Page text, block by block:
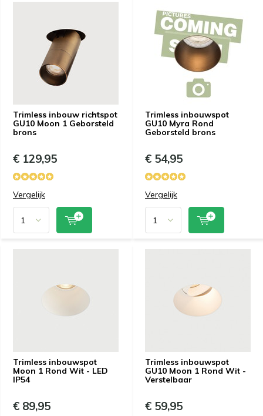
Trimless inbouw richtspot
GU10 Moon 1 Geborsteld
brons
€ 129,95
Vergelijk
Trimless inbouwspot
GU10 Myra Rond
Geborsteld brons
€ 54,95
Vergelijk
Trimless inbouwspot
Moon 1 Rond Wit - LED
IP54
€ 89,95
Trimless inbouwspot
GU10 Moon 1 Rond Wit -
Verstelbaar
€ 59,95